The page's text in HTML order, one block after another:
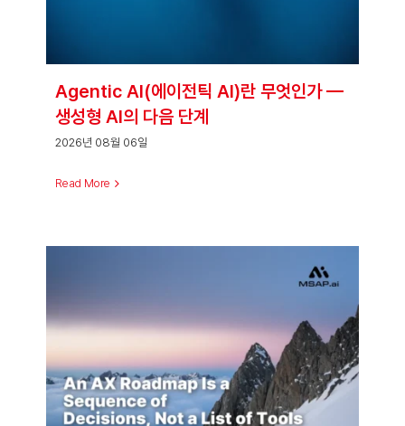
Agentic AI(에이전틱 AI)란 무엇인가 —
생성형 AI의 다음 단계
2026년 08월 06일
Read More